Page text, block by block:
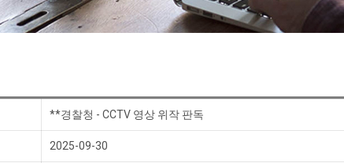
**경찰청 - CCTV 영상 위작 판독
2025-09-30